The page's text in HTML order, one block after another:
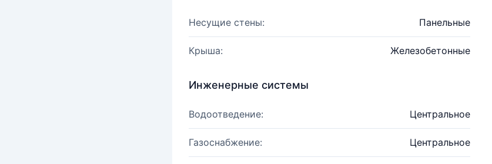
Несущие стены: Панельные
Крыша: Железобетонные
Инженерные системы
Водоотведение: Центральное
Газоснабжение: Центральное